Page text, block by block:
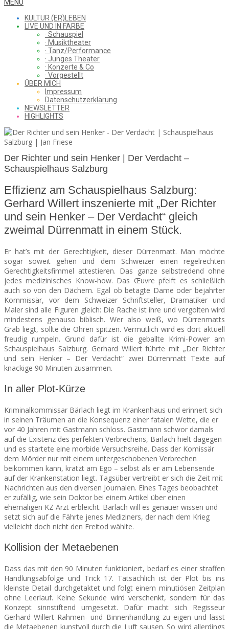
WHAT
SAW
FROM
THE
CHEAP
SEATS
Menu
MENU
KULTUR (ER)LEBEN
LIVE UND IN FARBE
· Schauspiel
· Musiktheater
· Tanz/Performance
· Junges Theater
· Konzerte & Co
· Vorgestellt
ÜBER MICH
Impressum
Datenschutzerklärung
NEWSLETTER
HIGHLIGHTS
Der Richter und sein Henker | Der Verdacht –
Schauspielhaus Salzburg
Effizienz am Schauspielhaus Salzburg:
Gerhard Willert inszenierte mit „Der Richter
und sein Henker – Der Verdacht“ gleich
zweimal Dürrenmatt in einem Stück.
Er hat’s mit der Gerechtigkeit, dieser Dürrenmatt. Man möchte
sogar soweit gehen und dem Schweizer einen regelrechten
Gerechtigkeitsfimmel attestieren. Das ganze selbstredend ohne
jedes medizinisches Know-how. Das Œuvre pfeift es schließlich
auch so von den Dächern. Egal ob betagte Dame oder bejahrter
Kommissär, vor dem Schweizer Schriftsteller, Dramatiker und
Maler sind alle Figuren gleich: Die Rache ist ihre und vergolten wird
mindestens genauso biblisch. Wer also weiß, wo Dürrenmatts
Grab liegt, sollte die Ohren spitzen. Vermutlich wird es dort aktuell
freudig rumpeln. Grund dafür ist die geballte Krimi-Power am
Schauspielhaus Salzburg. Gerhard Willert führte mit „Der Richter
und sein Henker – Der Verdacht“ zwei Dürrenmatt Texte auf
knackige 90 Minuten zusammen.
In aller Plot-Kürze
Kriminalkommissar Bärlach liegt im Krankenhaus und erinnert sich
in seinen Träumen an die Konsequenz einer fatalen Wette, die er
vor 40 Jahren mit Gastmann schloss. Gastmann schwor damals
auf die Existenz des perfekten Verbrechens, Bärlach hielt dagegen
und es startete eine morbide Versuchsreihe. Dass der Komissär
dem Mörder nur mit einem untergeschobenen Verbrechen
beikommen kann, kratzt am Ego – selbst als er am Lebensende
auf der Krankenstation liegt. Tagsüber vertreibt er sich die Zeit mit
Nachrichten aus den diversen Journalen. Eines Tages beobachtet
er zufällig, wie sein Doktor bei einem Artikel über einen
ehemaligen KZ Arzt erbleicht. Bärlach will es genauer wissen und
setzt sich auf die Fährte jenes Mediziners, der nach dem Krieg
vielleicht doch nicht den Freitod wählte.
Kollision der Metaebenen
Dass das mit den 90 Minuten funktioniert, bedarf es einer straffen
Handlungsabfolge und Trick 17. Tatsächlich ist der Plot bis ins
kleinste Detail durchgetaktet und folgt einem minutiösen Zeitplan
ohne Leerlauf. Keine Sekunde wird verschenkt, sondern für das
Konzept sinnstiftend umgesetzt. Dafür macht sich Regisseur
Gerhard Willert Rahmen- und Binnenhandlung zu eigen und lässt
die Metaebenen kunstvoll durch die Luft sausen. So wird allerdings